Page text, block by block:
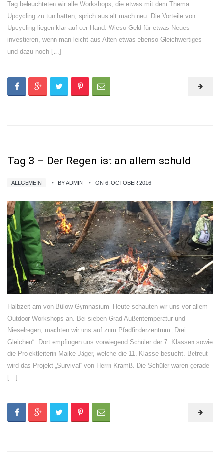
Tag beleuchteten wir alle Workshops, die etwas mit dem Thema
Upcycling zu tun hatten, sprich aus alt mach neu. Die Vorteile von
Upcycling liegen klar auf der Hand: Wieso Geld für etwas Neues
investieren, wenn man leicht aus Alten etwas ebenso Gleichwertiges
und dazu noch […]
Tag 3 – Der Regen ist an allem schuld
ALLGEMEIN BY ADMIN ON 6. OCTOBER 2016
Halbzeit am von-Bülow-Gymnasium. Heute schauten wir uns vor allem
Outdoor-Workshops an. Bei sieben Grad Außentemperatur und
Nieselregen, machten wir uns auf zum Pfadfinderzentrum „Drei
Gleichen“. Dort empfingen uns vorwiegend Schüler der 7. Klassen sowie
die Projektleiterin Maike Jäger, welche die 11. Klasse besucht. Betreut
wird das Projekt „Survival“ von Herrn Kramß. Die Schüler waren gerade
[…]